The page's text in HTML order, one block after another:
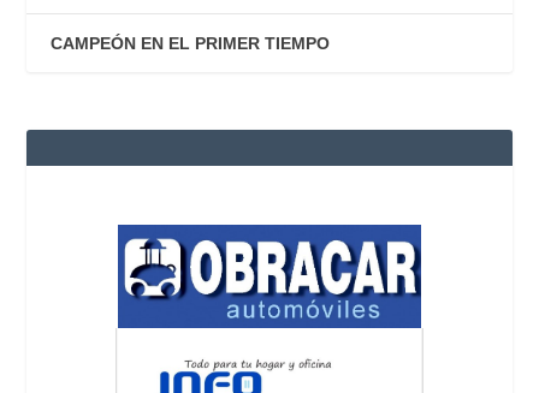
CAMPEÓN EN EL PRIMER TIEMPO